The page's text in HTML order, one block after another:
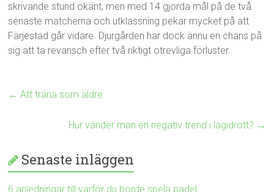
skrivande stund okänt, men med 14 gjorda mål på de två
senaste matcherna och utklassning pekar mycket på att
Färjestad går vidare. Djurgården har dock ännu en chans på
sig att ta revansch efter två riktigt otrevliga förluster.
← Att träna som äldre
Hur vänder man en negativ trend i lagidrott? →
Senaste inläggen
6 anledningar till varför du borde spela padel